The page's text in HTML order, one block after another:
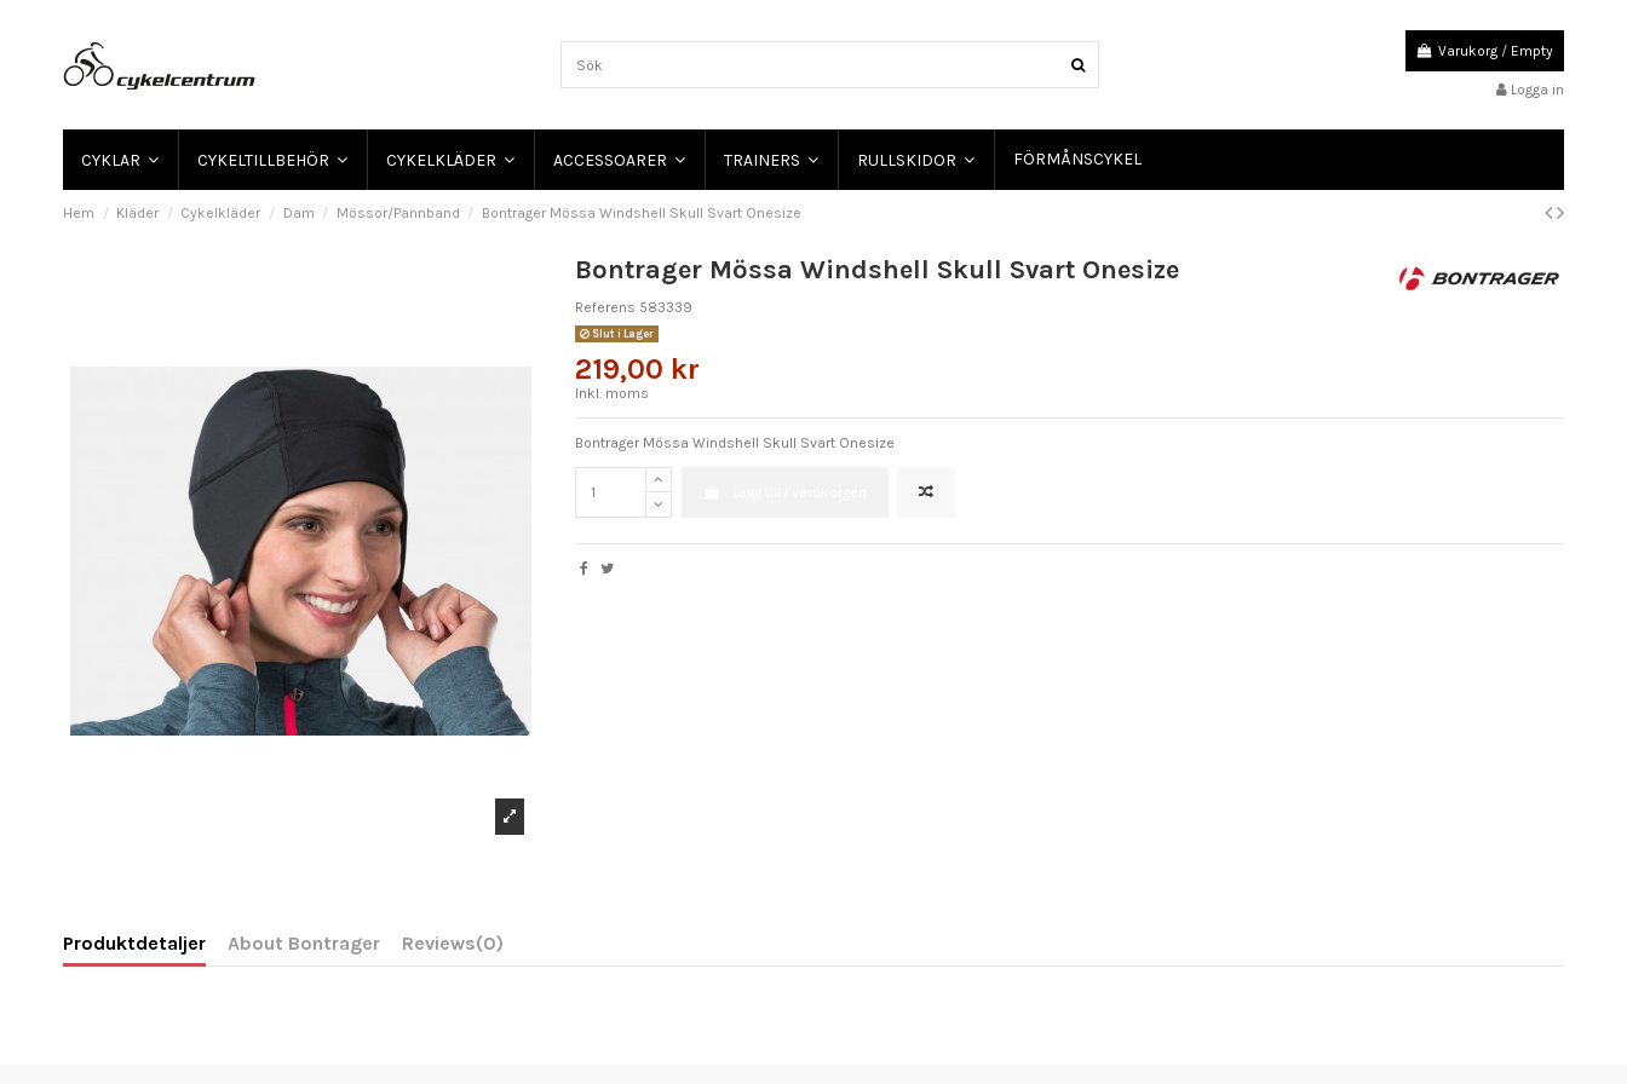
Varukorg / Empty
Logga in
CYKLAR CYKELTILLBEHÖR CYKELKLÄDER ACCESSOARER TRAINERS RULLSKIDOR FÖRMÅNSCYKEL
Hem Kläder Cykelkläder Dam Mössor/Pannband Bontrager Mössa Windshell Skull Svart Onesize
Bontrager Mössa Windshell Skull Svart Onesize
Referens 583339
Slut i Lager
219,00 kr
Inkl. moms
Bontrager Mössa Windshell Skull Svart Onesize
Produktdetaljer About Bontrager Reviews(0)